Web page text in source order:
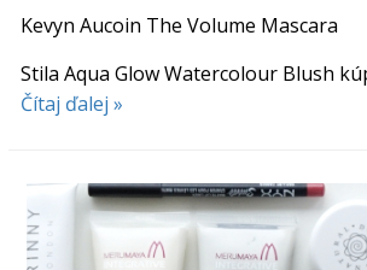
Kevyn Aucoin The Volume Mascara
Stila Aqua Glow Watercolour Blush
Čítaj ďalej »